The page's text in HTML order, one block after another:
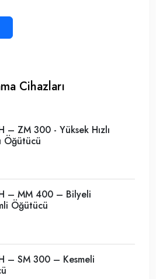
Cihazları
– ZM 300 - Yüksek Hızlı
Öğütücü
– MM 400 – Bilyeli
Öğütücü
– SM 300 – Kesmeli